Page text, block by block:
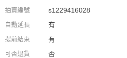
拍賣編號 s1229416028
自動延長 有
提前結束 有
可否退貨 否